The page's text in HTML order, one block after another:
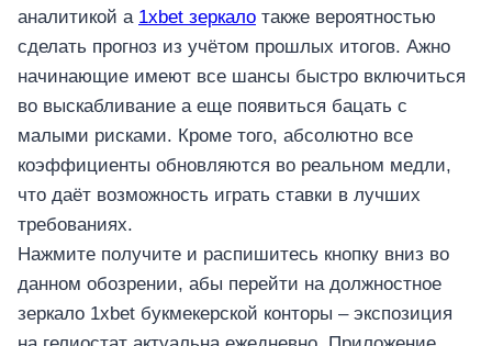
аналитикой а 1xbet зеркало также вероятностью
сделать прогноз из учётом прошлых итогов. Ажно
начинающие имеют все шансы быстро включиться
во выскабливание а еще появиться бацать с
малыми рисками. Кроме того, абсолютно все
коэффициенты обновляются во реальном медли,
что даёт возможность играть ставки в лучших
требованиях.
Нажмите получите и распишитесь кнопку вниз во
данном обозрении, абы перейти на должностное
зеркало 1xbet букмекерской конторы – экспозиция